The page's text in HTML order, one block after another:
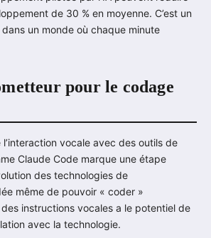
de 30 % en moyenne. C’est un
un monde où chaque minute
pour le codage
vocale avec des outils de
Claude Code marque une étape
des technologies de
même de pouvoir « coder »
instructions vocales a le potentiel de
avec la technologie.